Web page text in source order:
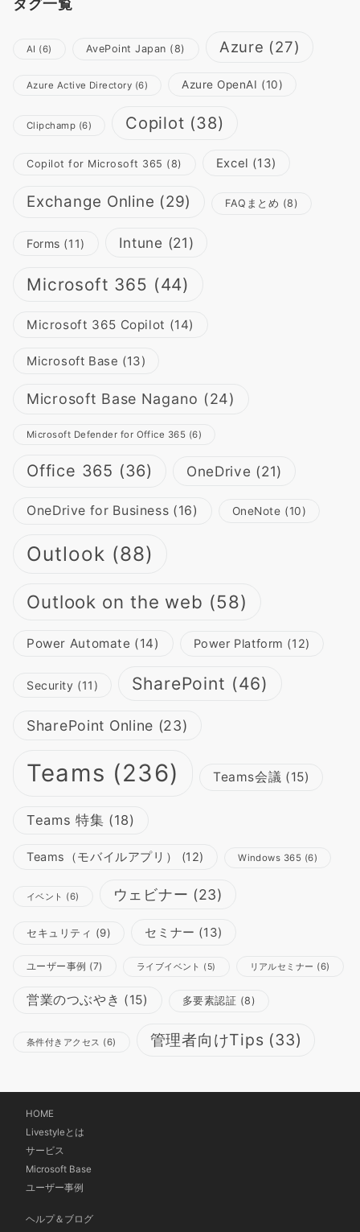
AI (6) AvePoint Japan (8) Azure (27)
Azure Active Directory (6) Azure OpenAI (10)
Clipchamp (6) Copilot (38)
Copilot for Microsoft 365 (8) Excel (13)
Exchange Online (29) FAQまとめ (8)
Forms (11) Intune (21)
Microsoft 365 (44)
Microsoft 365 Copilot (14)
Microsoft Base (13)
Microsoft Base Nagano (24)
Microsoft Defender for Office 365 (6)
Office 365 (36) OneDrive (21)
OneDrive for Business (16) OneNote (10)
Outlook (88)
Outlook on the web (58)
Power Automate (14) Power Platform (12)
Security (11) SharePoint (46)
SharePoint Online (23)
Teams (236) Teams会議 (15)
Teams 特集 (18)
Teams（モバイルアプリ） (12) Windows 365 (6)
イベント (6) ウェビナー (23)
セキュリティ (9) セミナー (13)
ユーザー事例 (7) ライブイベント (5) リアルセミナー (6)
営業のつぶやき (15) 多要素認証 (8)
条件付きアクセス (6) 管理者向けTips (33)
HOME
Livestyleとは
サービス
Microsoft Base
ユーザー事例
ヘルプ＆ブログ